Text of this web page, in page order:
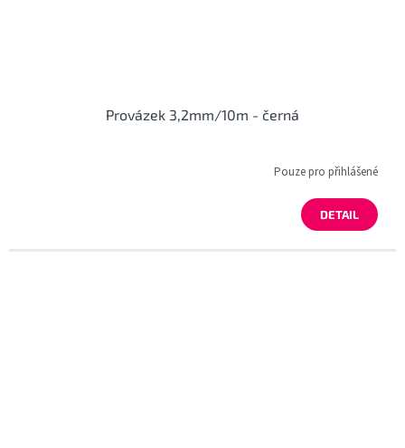
Provázek 3,2mm/10m - černá
Pouze pro přihlášené
DETAIL